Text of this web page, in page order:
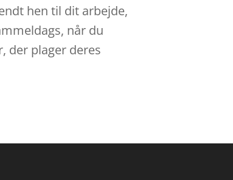
hen til dit arbejde,
når du
der plager deres